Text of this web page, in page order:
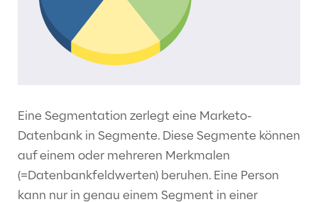
Eine Segmentation zerlegt eine Marketo-
Datenbank in Segmente. Diese Segmente können
auf einem oder mehreren Merkmalen
(=Datenbankfeldwerten) beruhen. Eine Person
kann nur in genau einem Segment in einer